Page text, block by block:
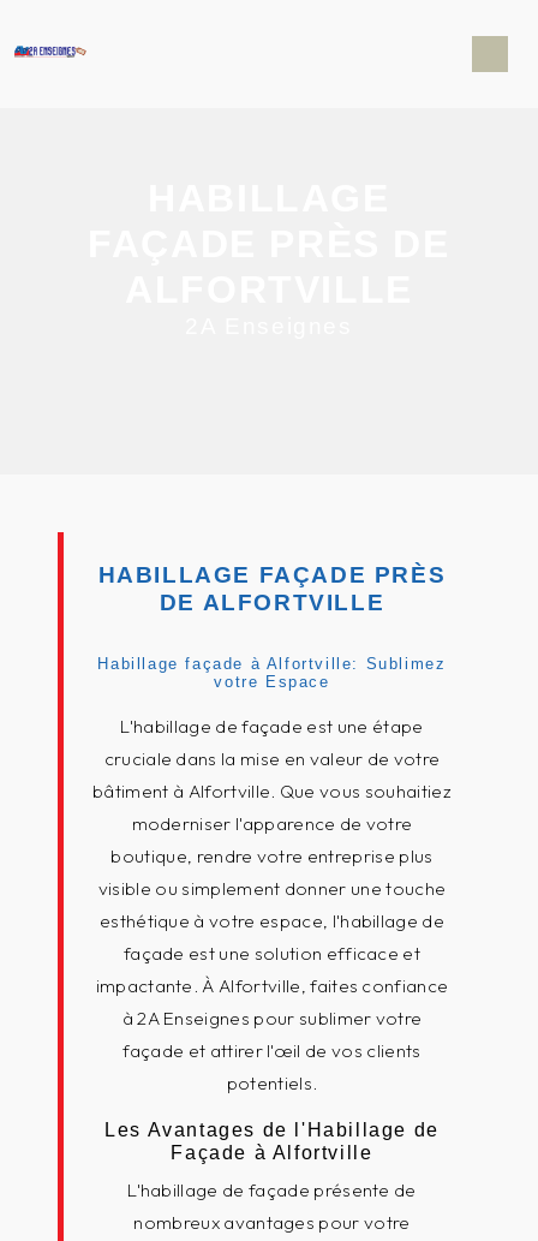
HABILLAGE FAÇADE PRÈS
DE ALFORTVILLE
Habillage façade à Alfortville: Sublimez
votre Espace
L'habillage de façade est une étape
cruciale dans la mise en valeur de votre
bâtiment à Alfortville. Que vous souhaitiez
moderniser l'apparence de votre
boutique, rendre votre entreprise plus
visible ou simplement donner une touche
esthétique à votre espace, l'habillage de
façade est une solution efficace et
impactante. À Alfortville, faites confiance
à 2A Enseignes pour sublimer votre
façade et attirer l'œil de vos clients
potentiels.
Les Avantages de l'Habillage de
Façade à Alfortville
L'habillage de façade présente de
nombreux avantages pour votre